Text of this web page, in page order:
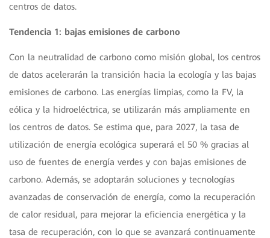
centros de datos.
Tendencia 1: bajas emisiones de carbono
Con la neutralidad de carbono como misión global, los centros
de datos acelerarán la transición hacia la ecología y las bajas
emisiones de carbono. Las energías limpias, como la FV, la
eólica y la hidroeléctrica, se utilizarán más ampliamente en
los centros de datos. Se estima que, para 2027, la tasa de
utilización de energía ecológica superará el 50 % gracias al
uso de fuentes de energía verdes y con bajas emisiones de
carbono. Además, se adoptarán soluciones y tecnologías
avanzadas de conservación de energía, como la recuperación
de calor residual, para mejorar la eficiencia energética y la
tasa de recuperación, con lo que se avanzará continuamente